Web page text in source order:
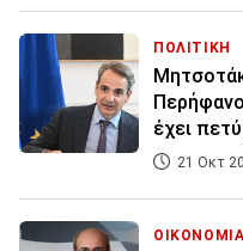
ΠΟΛΙΤΙΚΗ
έχει
21 Οκτ
ΟΙΚΟΝΟΜΙΑ